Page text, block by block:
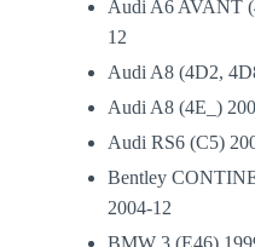
Audi A6 AVANT
12
Audi A8 (4D2,
Audi A8 (4E_)
Audi RS6 (C5)
Bentley
2004-12
BMW 3 (E46)